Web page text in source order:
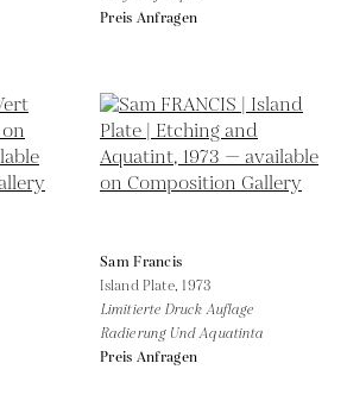
Preis Anfragen
Sam Francis
Island Plate,1973
Limitierte Druck Auflage
Radierung Und Aquatinta
Preis Anfragen